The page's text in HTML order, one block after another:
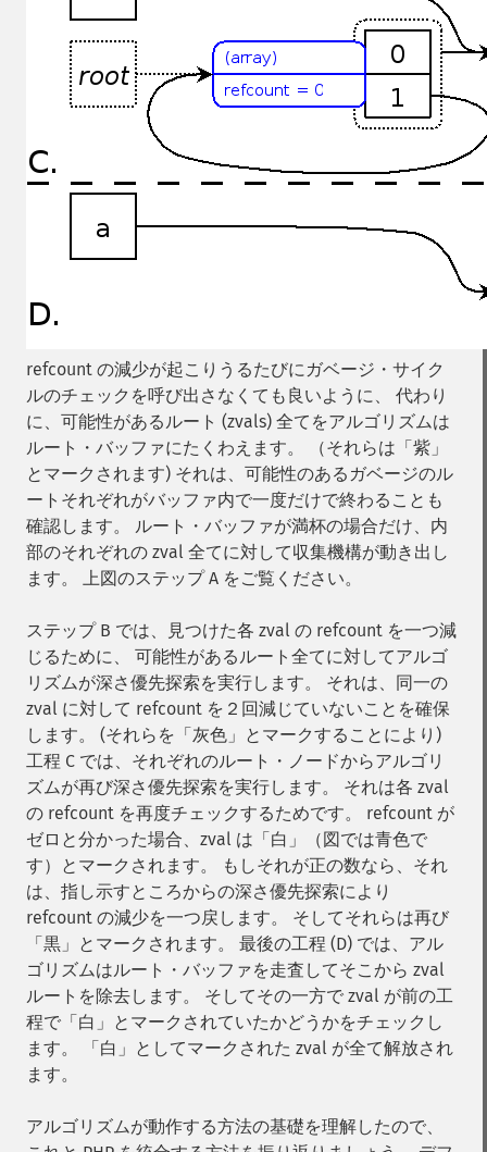
refcount の減少が起こりうるたびにガベージ・サイク
ルのチェックを呼び出さなくても良いように、 代わり
に、可能性があるルート (zvals) 全てをアルゴリズムは
ルート・バッファにたくわえます。 （それらは「紫」
とマークされます) それは、可能性のあるガベージのル
ートそれぞれがバッファ内で一度だけで終わることも
確認します。 ルート・バッファが満杯の場合だけ、内
部のそれぞれの zval 全てに対して収集機構が動き出し
ます。 上図のステップ A をご覧ください。
ステップ B では、見つけた各 zval の refcount を一つ減
じるために、 可能性があるルート全てに対してアルゴ
リズムが深さ優先探索を実行します。 それは、同一の
zval に対して refcount を２回減じていないことを確保
します。 (それらを「灰色」とマークすることにより)
工程 C では、それぞれのルート・ノードからアルゴリ
ズムが再び深さ優先探索を実行します。 それは各 zval
の refcount を再度チェックするためです。 refcount が
ゼロと分かった場合、zval は「白」（図では青色で
す）とマークされます。 もしそれが正の数なら、それ
は、指し示すところからの深さ優先探索により
refcount の減少を一つ戻します。 そしてそれらは再び
「黒」とマークされます。 最後の工程 (D) では、アル
ゴリズムはルート・バッファを走査してそこから zval
ルートを除去します。 そしてその一方で zval が前の工
程で「白」とマークされていたかどうかをチェックし
ます。 「白」としてマークされた zval が全て解放され
ます。
アルゴリズムが動作する方法の基礎を理解したので、